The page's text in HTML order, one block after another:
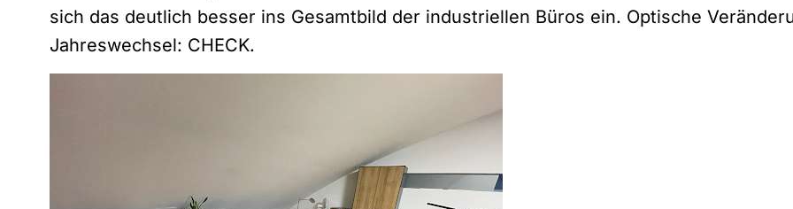
sich das deutlich besser ins Gesamtbild der industriellen Büros ein. Optische
Jahreswechsel: CHECK.